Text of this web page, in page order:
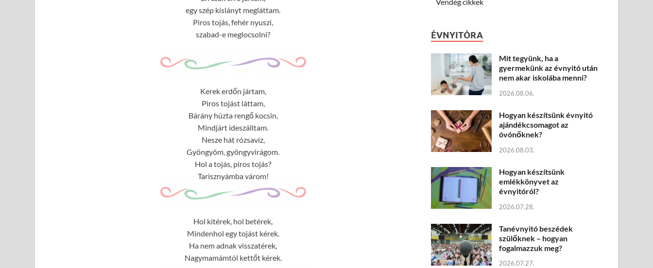
egy szép kislányt megláttam.
Piros tojás, fehér nyuszi,
szabad-e meglocsolni?
Kerek erdőn jártam,
Piros tojást láttam,
Bárány húzta rengő kocsin,
Mindjárt ideszálltam.
Nesze hát rózsavíz,
Gyöngyöm, gyöngyvirágom.
Hol a tojás, piros tojás?
Tarisznyámba várom!
Hol kitérek, hol betérek,
Mindenhol egy tojást kérek.
Ha nem adnak visszatérek,
Nagymamámtól kettőt kérek.
ÉVNYITÓRA
Mit tegyünk, ha a
gyermekünk az évnyitó után
nem akar iskolába menni?
2026.08.06.
Hogyan készítsünk évnyitó
ajándékcsomagot az
óvónőknek?
2026.08.03.
Hogyan készítsünk
emlékkönyvet az
évnyitóról?
2026.07.28.
Tanévnyitó beszédek
szülőknek – hogyan
fogalmazzuk meg?
2026.07.27.